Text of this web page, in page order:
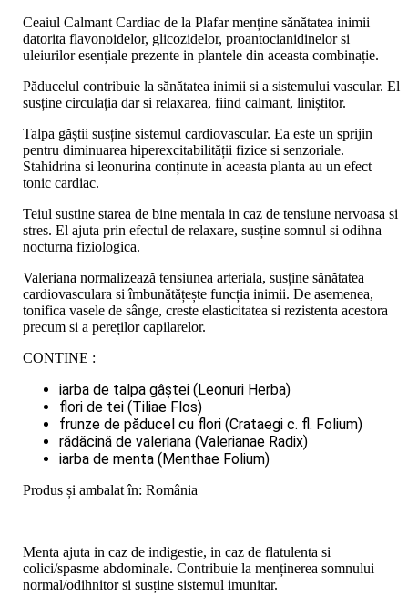
Ceaiul Calmant Cardiac de la Plafar menține sănătatea inimii
datorita flavonoidelor, glicozidelor, proantocianidinelor si
uleiurilor esențiale prezente in plantele din aceasta combinație.
Păducelul contribuie la sănătatea inimii si a sistemului vascular. El
susține circulația dar si relaxarea, fiind calmant, liniștitor.
Talpa găștii susține sistemul cardiovascular. Ea este un sprijin
pentru diminuarea hiperexcitabilității fizice si senzoriale.
Stahidrina si leonurina conținute in aceasta planta au un efect
tonic cardiac.
Teiul sustine starea de bine mentala in caz de tensiune nervoasa si
stres. El ajuta prin efectul de relaxare, susține somnul si odihna
nocturna fiziologica.
Valeriana normalizează tensiunea arteriala, susține sănătatea
cardiovasculara si îmbunătățește funcția inimii. De asemenea,
tonifica vasele de sânge, creste elasticitatea si rezistenta acestora
precum si a pereților capilarelor.
CONTINE :
iarba de talpa gâștei (Leonuri Herba)
flori de tei (Tiliae Flos)
frunze de păducel cu flori (Crataegi c. fl. Folium)
rădăcină de valeriana (Valerianae Radix)
iarba de menta (Menthae Folium)
Produs și ambalat în: România
Menta ajuta in caz de indigestie, in caz de flatulenta si
colici/spasme abdominale. Contribuie la menținerea somnului
normal/odihnitor si susține sistemul imunitar.